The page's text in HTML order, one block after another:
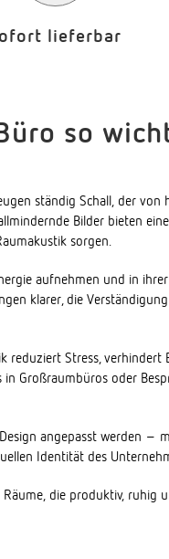
lieferbar
so
ständig Schall, der von
Bilder bieten
sorgen.
aufnehmen und in
klarer, die
Stress,
Großraumbüros oder
angepasst werden –
Identität des
die produktiv, ruhig